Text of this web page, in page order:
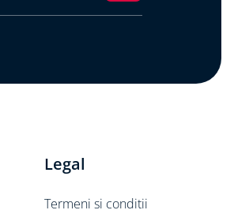
Legal
Termeni si conditii